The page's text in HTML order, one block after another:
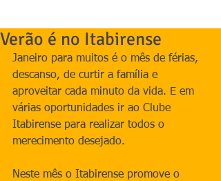
Verão é no Itabirense
Janeiro para muitos é o mês de férias,
descanso, de curtir a família e
aproveitar cada minuto da vida. E em
várias oportunidades ir ao Clube
Itabirense para realizar todos o
merecimento desejado.
Neste mês o Itabirense promove o